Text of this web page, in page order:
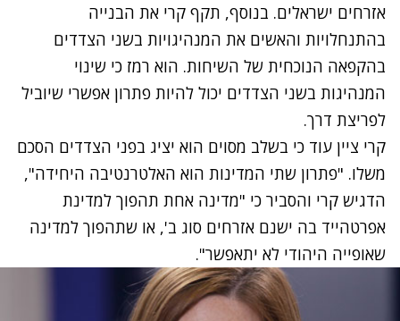
אזרחים ישראלים. בנוסף, תקף קרי את הבנייה
בהתנחלויות והאשים את המנהיגויות בשני הצדדים
בהקפאה הנוכחית של השיחות. הוא רמז כי שינוי
המנהיגות בשני הצדדים יכול להיות פתרון אפשרי שיוביל
לפריצת דרך.
קרי ציין עוד כי בשלב מסוים הוא יציג בפני הצדדים הסכם
משלו. "פתרון שתי המדינות הוא האלטרנטיבה היחידה",
הדגיש קרי והסביר כי "מדינה אחת תהפוך למדינת
אפרטהייד בה ישנם אזרחים סוג ב', או שתהפוך למדינה
שאופייה היהודי לא יתאפשר".